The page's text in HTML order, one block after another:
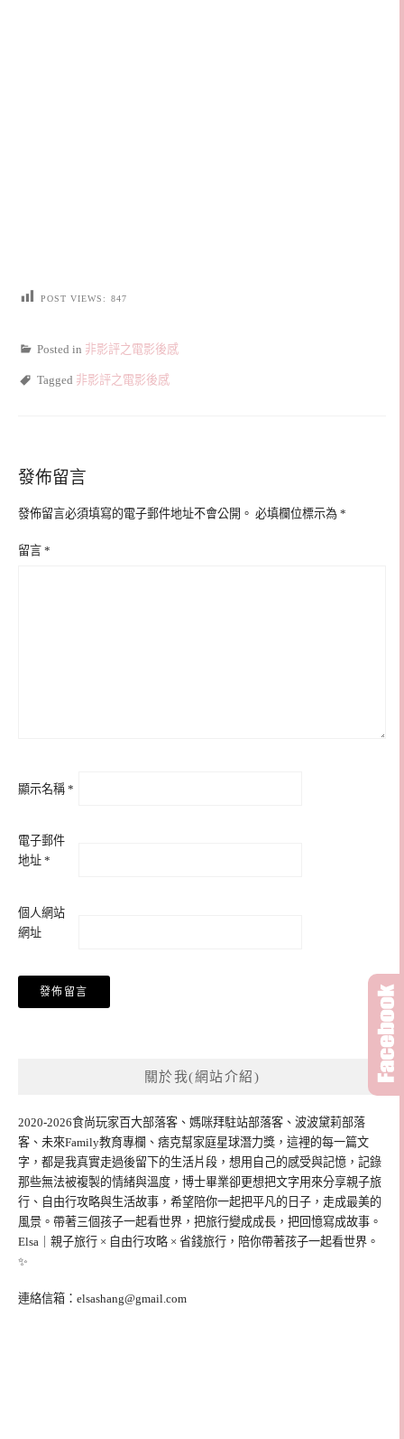
POST VIEWS: 847
Posted in 非影評之電影後感
Tagged 非影評之電影後感
發佈留言
發佈留言必須填寫的電子郵件地址不會公開。 必填欄位標示為 *
留言 *
顯示名稱 *
電子郵件
地址 *
個人網站
網址
關於我(網站介紹)
2020-2026食尚玩家百大部落客、媽咪拜駐站部落客、波波黛莉部落
客、未來Family教育專欄、痞克幫家庭星球潛力獎，這裡的每一篇文
字，都是我真實走過後留下的生活片段，想用自己的感受與記憶，記錄
那些無法被複製的情緒與溫度，博士畢業卻更想把文字用來分享親子旅
行、自由行攻略與生活故事，希望陪你一起把平凡的日子，走成最美的
風景。帶著三個孩子一起看世界，把旅行變成成長，把回憶寫成故事。
Elsa｜親子旅行 × 自由行攻略 × 省錢旅行，陪你帶著孩子一起看世界。
✨
連絡信箱： elsashang@gmail.com